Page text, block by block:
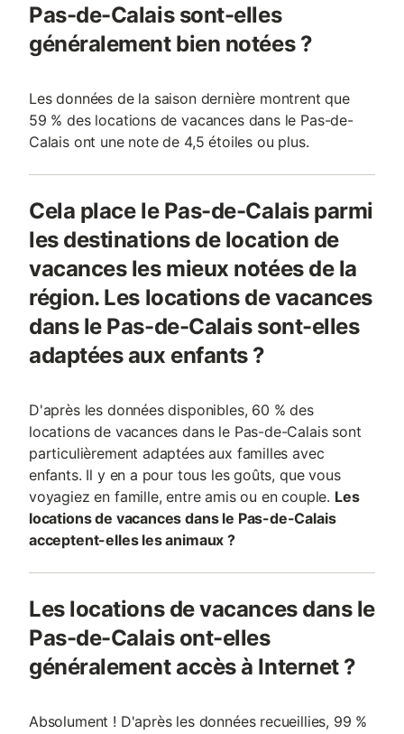
Pas-de-Calais sont-elles
généralement bien notées ?
Les données de la saison dernière montrent que
59 % des locations de vacances dans le Pas-de-
Calais ont une note de 4,5 étoiles ou plus.
Cela place le Pas-de-Calais parmi
les destinations de location de
vacances les mieux notées de la
région. Les locations de vacances
dans le Pas-de-Calais sont-elles
adaptées aux enfants ?
D'après les données disponibles, 60 % des
locations de vacances dans le Pas-de-Calais sont
particulièrement adaptées aux familles avec
enfants. Il y en a pour tous les goûts, que vous
voyagiez en famille, entre amis ou en couple. Les
locations de vacances dans le Pas-de-Calais
acceptent-elles les animaux ?
Les locations de vacances dans le
Pas-de-Calais ont-elles
généralement accès à Internet ?
Absolument ! D'après les données recueillies, 99 %